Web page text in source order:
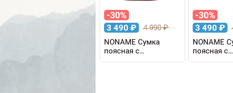
-30%
3 490 ₽ 4 990₽
NONAME Сумка
поясная с
термобаком
-30%
3 490 ₽
NONAME
поясная с